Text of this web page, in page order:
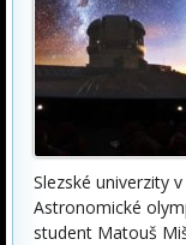
Slezské univerzity
Astronomické
student Matouš